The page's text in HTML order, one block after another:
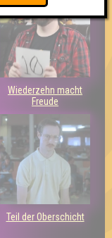
Wiederzehn macht
Freude
Teil der Oberschicht